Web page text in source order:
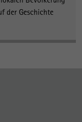
der Geschichte